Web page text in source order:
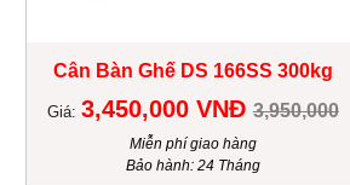
Cân Bàn Ghế DS 166SS 300kg
Giá: 3,450,000 VNĐ3,950,000
Miễn phí giao hàng
Bảo hành: 24 Tháng